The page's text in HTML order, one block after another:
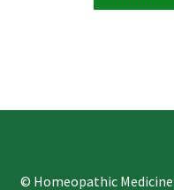
© Homeopathic Medicine